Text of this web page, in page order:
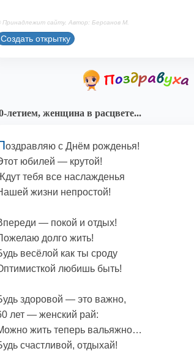
Принадлежит сайту. Автор: Берсанов М.
Создать открытку
летием, женщина в расцвете...
оздравляю с Днём рожденья!
юбилей — крутой!
тебя все наслажденья
жизни непростой!
— покой и отдых!
долго жить!
весёлой как ты сроду
любишь быть!
здоровой — это важно,
лет — женский рай:
жить теперь вальяжно…
счастливой, отдыхай!